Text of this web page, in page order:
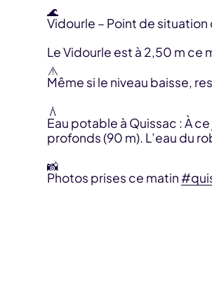
Vidourle – Point de situation
Le Vidourle est à 2,50 m ce
Même si le niveau baisse,
Eau potable à Quissac : À
profonds (90 m). L’eau du
Photos prises ce matin